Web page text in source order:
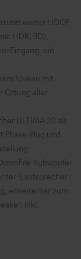
weiter HDCP
HDR, 3D),
Eingang, ein
Niveau mit
Ortung aller
ULTIMA 20 als
Phase-Plug und
Subwoofer
Lautsprecher
erweiterbar zum
inkl.